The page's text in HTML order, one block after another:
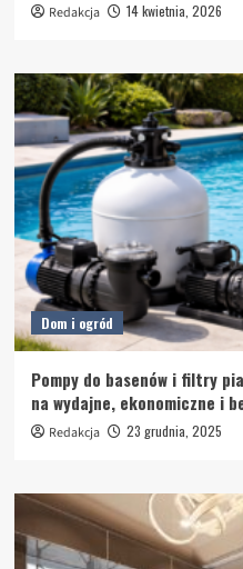
Redakcja 14 kwietnia, 2026
Dom i ogród
Pompy do basenów i filtry
na wydajne, ekonomiczne i
Redakcja 23 grudnia, 2025